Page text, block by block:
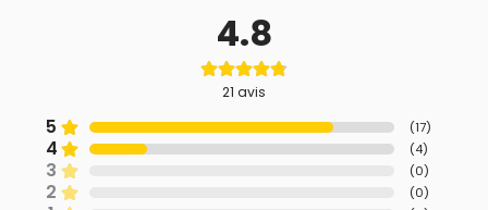
4.8
21 avis
5 (17)
4 (4)
3 (0)
2 (0)